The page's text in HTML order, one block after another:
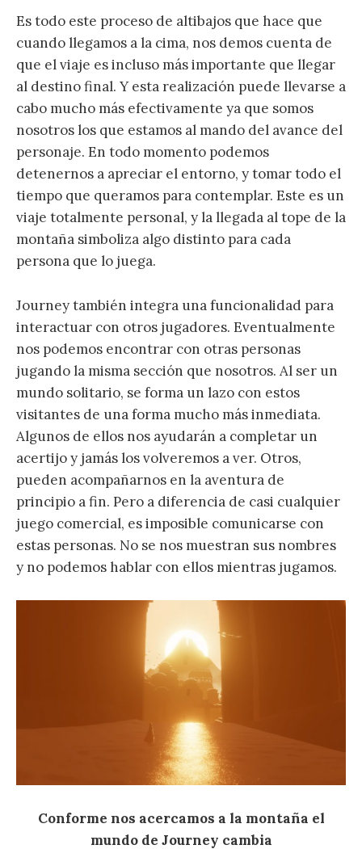
Es todo este proceso de altibajos que hace que
cuando llegamos a la cima, nos demos cuenta de
que el viaje es incluso más importante que llegar
al destino final. Y esta realización puede llevarse a
cabo mucho más efectivamente ya que somos
nosotros los que estamos al mando del avance del
personaje. En todo momento podemos
detenernos a apreciar el entorno, y tomar todo el
tiempo que queramos para contemplar. Este es un
viaje totalmente personal, y la llegada al tope de la
montaña simboliza algo distinto para cada
persona que lo juega.
Journey también integra una funcionalidad para
interactuar con otros jugadores. Eventualmente
nos podemos encontrar con otras personas
jugando la misma sección que nosotros. Al ser un
mundo solitario, se forma un lazo con estos
visitantes de una forma mucho más inmediata.
Algunos de ellos nos ayudarán a completar un
acertijo y jamás los volveremos a ver. Otros,
pueden acompañarnos en la aventura de
principio a fin. Pero a diferencia de casi cualquier
juego comercial, es imposible comunicarse con
estas personas. No se nos muestran sus nombres
y no podemos hablar con ellos mientras jugamos.
Conforme nos acercamos a la montaña el
mundo de Journey cambia